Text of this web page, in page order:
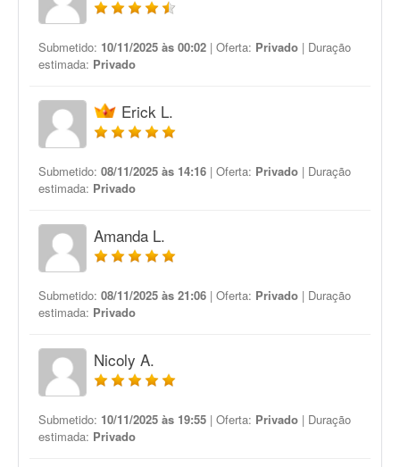
Submetido: 10/11/2025 às 00:02 | Oferta: Privado | Duração
estimada: Privado
Erick L.
Submetido: 08/11/2025 às 14:16 | Oferta: Privado | Duração
estimada: Privado
Amanda L.
Submetido: 08/11/2025 às 21:06 | Oferta: Privado | Duração
estimada: Privado
Nicoly A.
Submetido: 10/11/2025 às 19:55 | Oferta: Privado | Duração
estimada: Privado